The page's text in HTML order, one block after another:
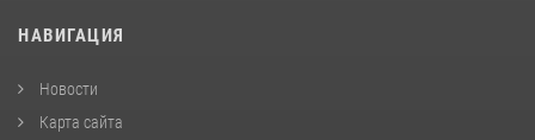
НАВИГАЦИЯ
Новости
Карта сайта